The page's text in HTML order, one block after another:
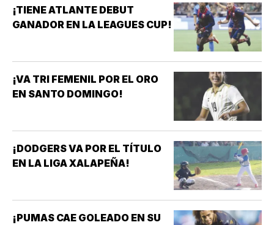
¡TIENE ATLANTE DEBUT
GANADOR EN LA LEAGUES CUP!
¡VA TRI FEMENIL POR EL ORO
EN SANTO DOMINGO!
¡DODGERS VA POR EL TÍTULO
EN LA LIGA XALAPEÑA!
¡PUMAS CAE GOLEADO EN SU